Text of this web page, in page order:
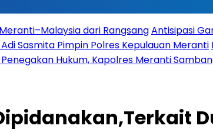
dari RangsangAntisipasi
Sasmita Pimpin Polres Kepulauan Meranti
Hukum, Kapolres Meranti